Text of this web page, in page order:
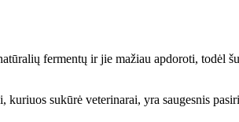
fermentų ir jie mažiau apdoroti, todėl
sukūrė veterinarai, yra saugesnis